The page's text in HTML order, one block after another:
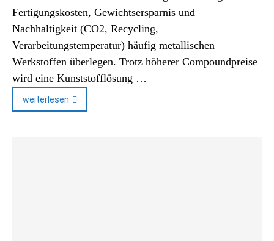
Fertigungskosten, Gewichtsersparnis und
Nachhaltigkeit (CO2, Recycling,
Verarbeitungstemperatur) häufig metallischen
Werkstoffen überlegen. Trotz höherer Compoundpreise
wird eine Kunststofflösung …
weiterlesen